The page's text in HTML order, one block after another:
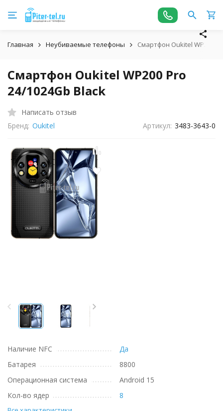
Главная Неубиваемые телефоны Смартфон Oukitel WP200
Смартфон Oukitel WP200 Pro
24/1024Gb Black
Написать отзыв
Бренд: Oukitel Артикул: 3483-3643-0
Наличие NFC
Да
Батарея
8800
Операционная система
Android 15
Кол-во ядер
8